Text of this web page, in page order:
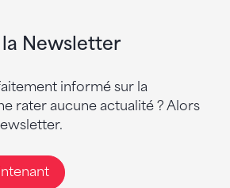
la Newsletter
informé sur la
rater aucune actualité ? Alors